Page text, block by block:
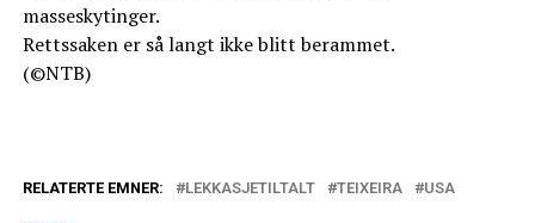
masseskytinger.
Rettssaken er så langt ikke blitt berammet.
(©NTB)
RELATERTE EMNER: LEKKASJETILTALT TEIXEIRA USA